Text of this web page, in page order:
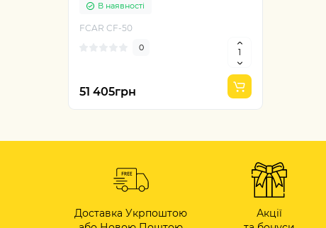
В наявності
FCAR CF-50
0
51 405грн
Доставка Укрпоштою
Акції